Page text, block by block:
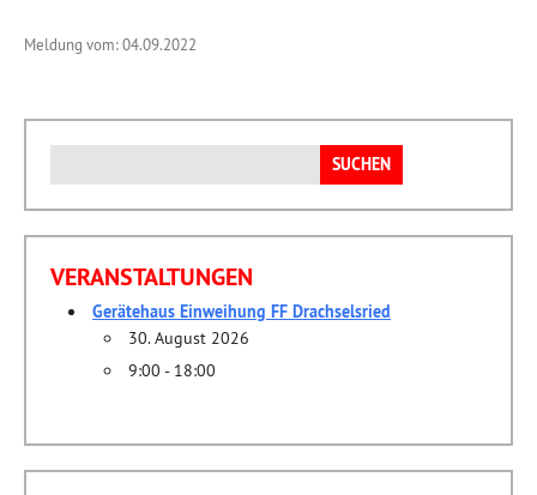
Meldung vom: 04.09.2022
nach:
VERANSTALTUNGEN
Gerätehaus Einweihung FF Drachselsried
30. August 2026
9:00 - 18:00